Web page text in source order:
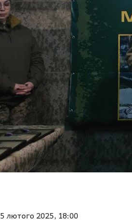
5 лютого 2025, 18:00